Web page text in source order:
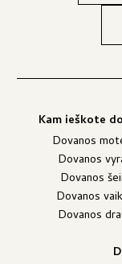
Kam ieškote
Dovanos
Dovanos
Dovanos
Dovanos
Dovanos